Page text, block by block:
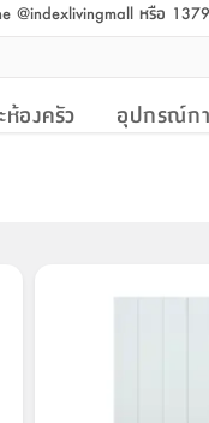
@indexlivingmall หรือ 1379
ห้องครัว อุปกรณ์กา